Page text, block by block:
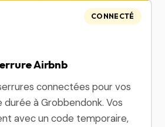
Airbnb
connectées pour vos
à Grobbendonk. Vos
avec un code temporaire,
CONNECTÉ